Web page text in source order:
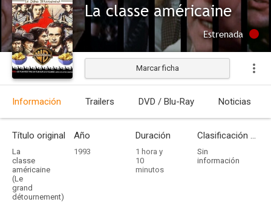
La classe américaine
Estrenada
Marcar ficha
Información Trailers DVD / Blu-Ray Noticias
Título original
La
classe
américaine
(Le
grand
détournement)
Año
1993
Duración
1 hora y
10
minutos
Clasificación por edades
Sin
información